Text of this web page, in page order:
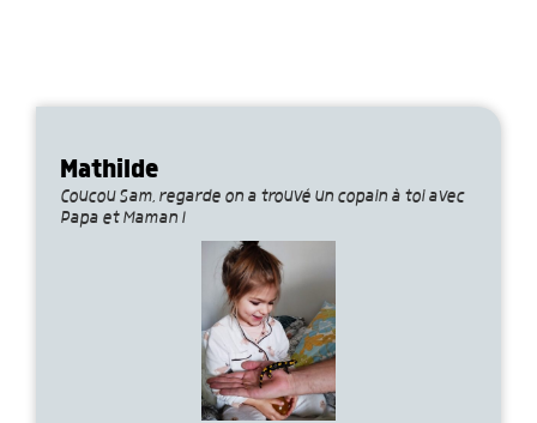
Mathilde
Coucou Sam, regarde on a trouvé un copain à toi avec
Papa et Maman !